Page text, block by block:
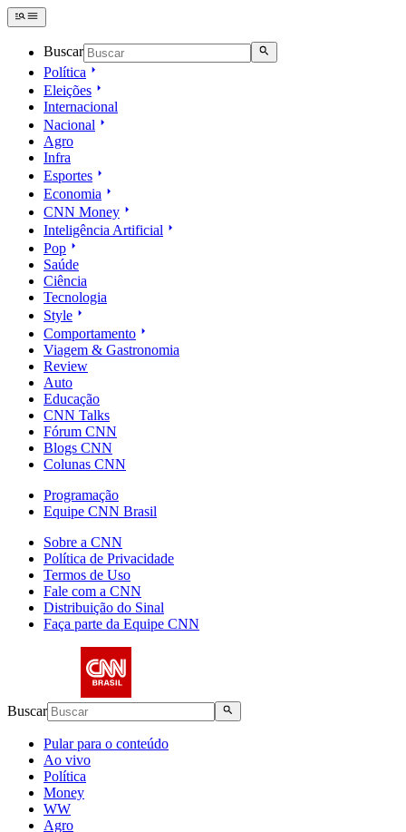
Buscar
Política
Eleições
Internacional
Nacional
Agro
Infra
Esportes
Economia
CNN Money
Inteligência Artificial
Pop
Saúde
Ciência
Tecnologia
Style
Comportamento
Viagem & Gastronomia
Review
Auto
Educação
CNN Talks
Fórum CNN
Blogs CNN
Colunas CNN
Programação
Equipe CNN Brasil
Sobre a CNN
Política de Privacidade
Termos de Uso
Fale com a CNN
Distribuição do Sinal
Faça parte da Equipe CNN
Buscar
Pular para o conteúdo
Ao vivo
Política
Money
WW
Agro